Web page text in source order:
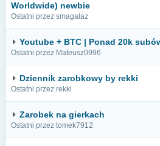
Worldwide) newbie
Ostatni przez smagalaz
Youtube + BTC | Ponad 20k
Ostatni przez Mateusz0996
Dziennik zarobkowy by rekki
Ostatni przez rekki
Zarobek na gierkach
Ostatni przez tomek7912